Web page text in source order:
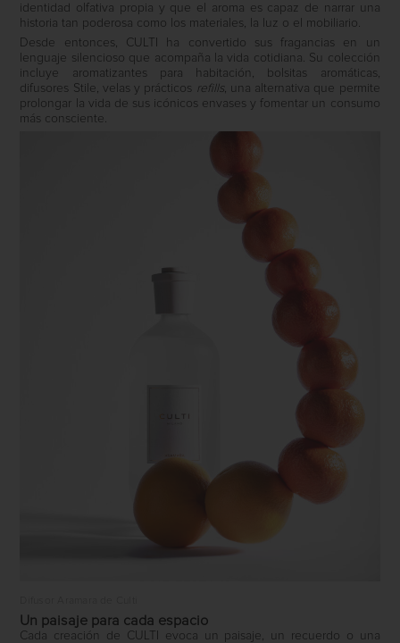
identidad olfativa propia y que el aroma es capaz de narrar una
historia tan poderosa como los materiales, la luz o el mobiliario.
Desde entonces, CULTI ha convertido sus fragancias en un
lenguaje silencioso que acompaña la vida cotidiana. Su colección
incluye aromatizantes para habitación, bolsitas aromáticas,
difusores Stile , velas y prácticos refills, una alternativa que permite
prolongar la vida de sus icónicos envases y fomentar un consumo
más consciente.
Un paisaje para cada espacio
Cada creación de CULTI evoca un paisaje, un recuerdo o una